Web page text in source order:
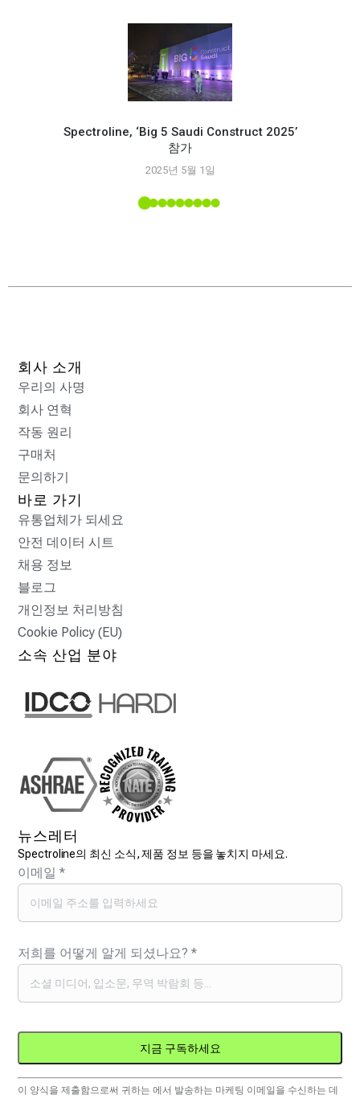
Spectroline, ‘Big 5 Saudi Construct 2025’
참가
2025년 5월 1일
회사 소개
우리의 사명
회사 연혁
작동 원리
구매처
문의하기
바로 가기
유통업체가 되세요
안전 데이터 시트
채용 정보
블로그
개인정보 처리방침
Cookie Policy (EU)
소속 산업 분야
뉴스레터
Spectroline의 최신 소식, 제품 정보 등을 놓치지 마세요.
이메일*
저희를 어떻게 알게 되셨나요?*
Constant
이 양식을 제출함으로써 귀하는 에서 발송하는 마케팅 이메일을 수신하는 데